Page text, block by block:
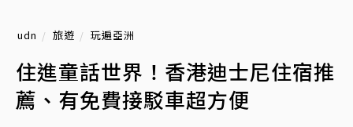
udn 旅遊 玩遍亞洲
住進童話世界！香港迪士尼住宿推
薦、有免費接駁車超方便